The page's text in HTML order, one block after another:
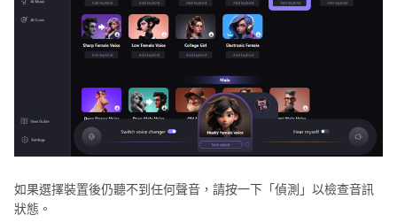
如果選擇裝置後仍聽不到任何聲音，請按一下「偵測」以檢查音訊
狀態。